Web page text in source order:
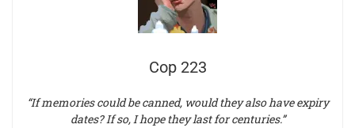
Cop 223
“If memories could be canned, would they also have expiry
dates? If so, I hope they last for centuries.”